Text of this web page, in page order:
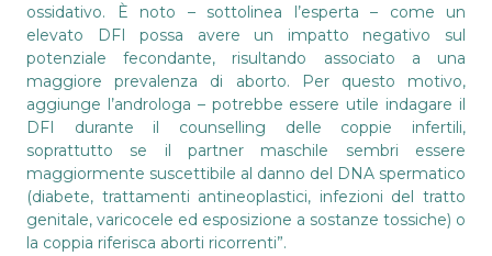
ossidativo. È noto – sottolinea l’esperta – come un
elevato DFI possa avere un impatto negativo sul
potenziale fecondante, risultando associato a una
maggiore prevalenza di aborto. Per questo motivo,
aggiunge l’androloga – potrebbe essere utile indagare il
DFI durante il counselling delle coppie infertili,
soprattutto se il partner maschile sembri essere
maggiormente suscettibile al danno del DNA spermatico
(diabete, trattamenti antineoplastici, infezioni del tratto
genitale, varicocele ed esposizione a sostanze tossiche) o
la coppia riferisca aborti ricorrenti”.